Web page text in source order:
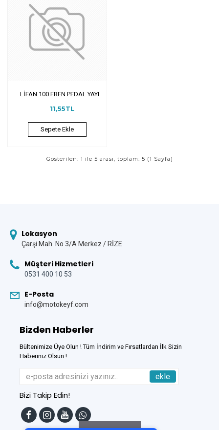
Tek Tıkla Ödeme Kolaylığı
7/24 Canlı Destek
LİFAN 100 FREN PEDAL YAYI
11,55TL
Sepete Ekle
Gösterilen: 1 ile 5 arası, toplam: 5 (1 Sayfa)
Lokasyon
Çarşi Mah. No 3/A Merkez / RİZE
Müşteri Hizmetleri
0531 400 10 53
E-Posta
info@motokeyf.com
Bizden Haberler
Bültenimize Üye Olun ! Tüm İndirim ve Fırsatlardan İlk Sizin
Haberiniz Olsun !
ekle
Bizi Takip Edin!